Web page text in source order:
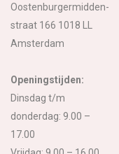
Oostenburgermidden-
straat 166 1018 LL
Amsterdam
Openingstijden:
Dinsdag t/m
donderdag: 9.00 –
17.00